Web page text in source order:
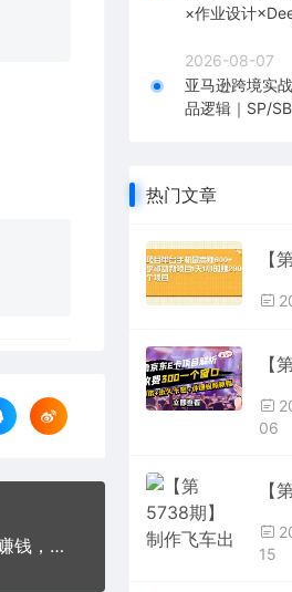
【勇锶1244期】百度旗下网站做引流或者直接赚钱，无需成本月入7000+
×作业设计
賺钱
2026-08-07
亚马逊跨境实
品逻辑｜SP/
热门文章
06
15